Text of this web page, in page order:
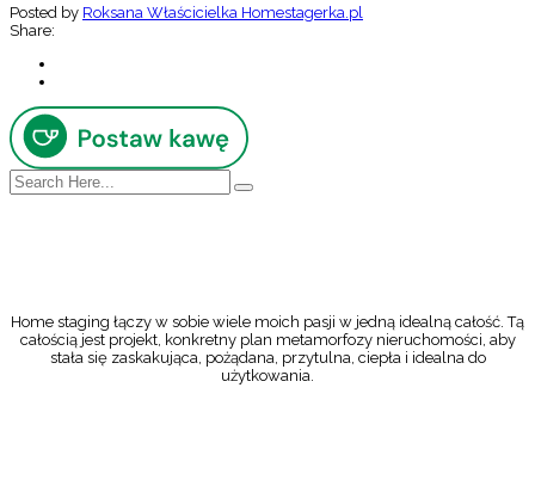
Posted by Roksana Właścicielka Homestagerka.pl
Share:
Home staging łączy w sobie wiele moich pasji w jedną idealną całość. Tą
całością jest projekt, konkretny plan metamorfozy nieruchomości, aby
stała się zaskakująca, pożądana, przytulna, ciepła i idealna do
użytkowania.